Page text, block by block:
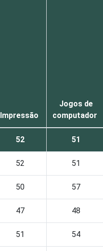
Impressão
Jogos de
computador
52 51
52 51
50 57
47 48
51 54